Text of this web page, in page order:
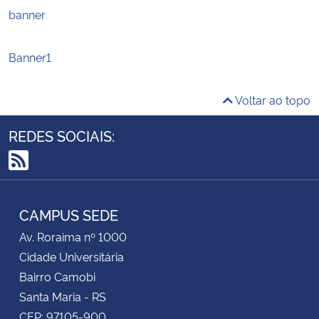
Advocacia-Geral da União
Banco Central do Brasil
Planalto
banner
Banner1
Voltar ao topo
REDES SOCIAIS:
RSS
CAMPUS SEDE
Av. Roraima nº 1000
Cidade Universitária
Bairro Camobi
Santa Maria - RS
CEP: 97105-900